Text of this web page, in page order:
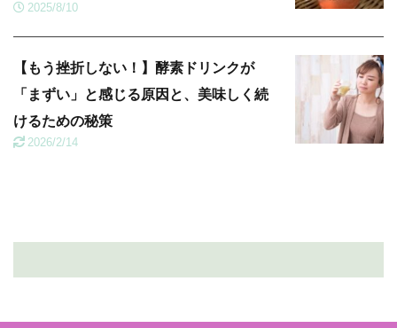
2025/8/10
【もう挫折しない！】酵素ドリンクが
「まずい」と感じる原因と、美味しく続
けるための秘策
2026/2/14